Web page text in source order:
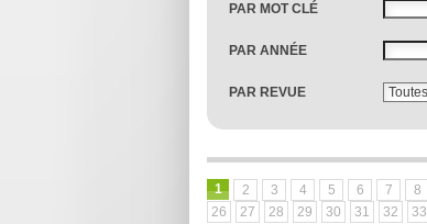
PAR MOT CLÉ
PAR ANNÉE
PAR REVUE
1 2 3 4 5 6 7 8
26
27 28 29 30 31 32 33